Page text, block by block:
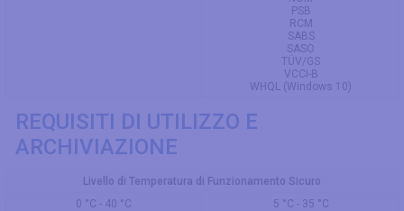
PSB
RCM
SABS
SASO
TÜV/GS
VCCI-B
WHQL (Windows 10)
REQUISITI DI UTILIZZO E
ARCHIVIAZIONE
Livello di Temperatura di Funzionamento Sicuro
0 °C - 40 °C
5 °C - 35 °C